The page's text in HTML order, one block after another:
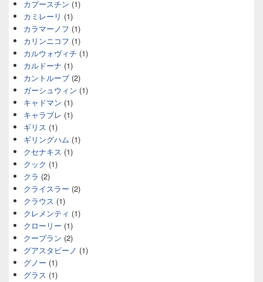
カプースチン (1)
カミレーリ (1)
カラマーノフ (1)
カリンニコフ (1)
カルウォヴィチ (1)
カルドーナ (1)
カントルーブ (2)
ガーシュウィン (1)
キャドマン (1)
キャラブレ (1)
ギリス (1)
ギリングハム (1)
クセナキス (1)
クック (1)
クラ (2)
クライスラー (2)
クラウス (1)
クレメンティ (1)
クローリー (1)
クープラン (2)
グアスタビーノ (1)
グノー (1)
グラス (1)